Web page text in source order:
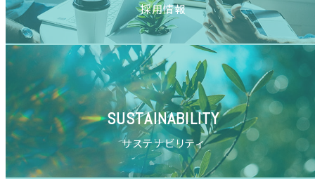
採用情報
SUSTAINABILITY
サステナビリティ